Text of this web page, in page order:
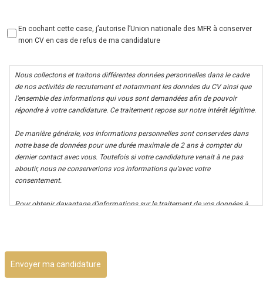
En cochant cette case, j’autorise l’Union nationale des MFR à conserver
mon CV en cas de refus de ma candidature
Nous collectons et traitons différentes données personnelles dans le cadre
de nos activités de recrutement et notamment les données du CV ainsi que
l’ensemble des informations qui vous sont demandées afin de pouvoir
répondre à votre candidature. Ce traitement repose sur notre intérêt légitime.
De manière générale, vos informations personnelles sont conservées dans
notre base de données pour une durée maximale de 2 ans à compter du
dernier contact avec vous. Toutefois si votre candidature venait à ne pas
aboutir, nous ne conserverions vos informations qu’avec votre
consentement.
Pour obtenir davantage d’informations sur le traitement de vos données à
Il vous est possible d’avoir un accès à vos données, ainsi que de les rectifier,
ou d’exercer votre droit à la limitation de leur utilisation. Par ailleurs, vous
disposez d’un droit d’opposition à cette utilisation et d’effacement de ces